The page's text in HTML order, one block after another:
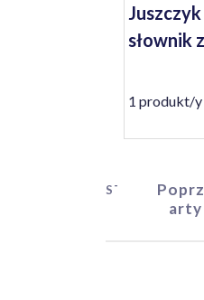
słownik
1 produkt/y
START